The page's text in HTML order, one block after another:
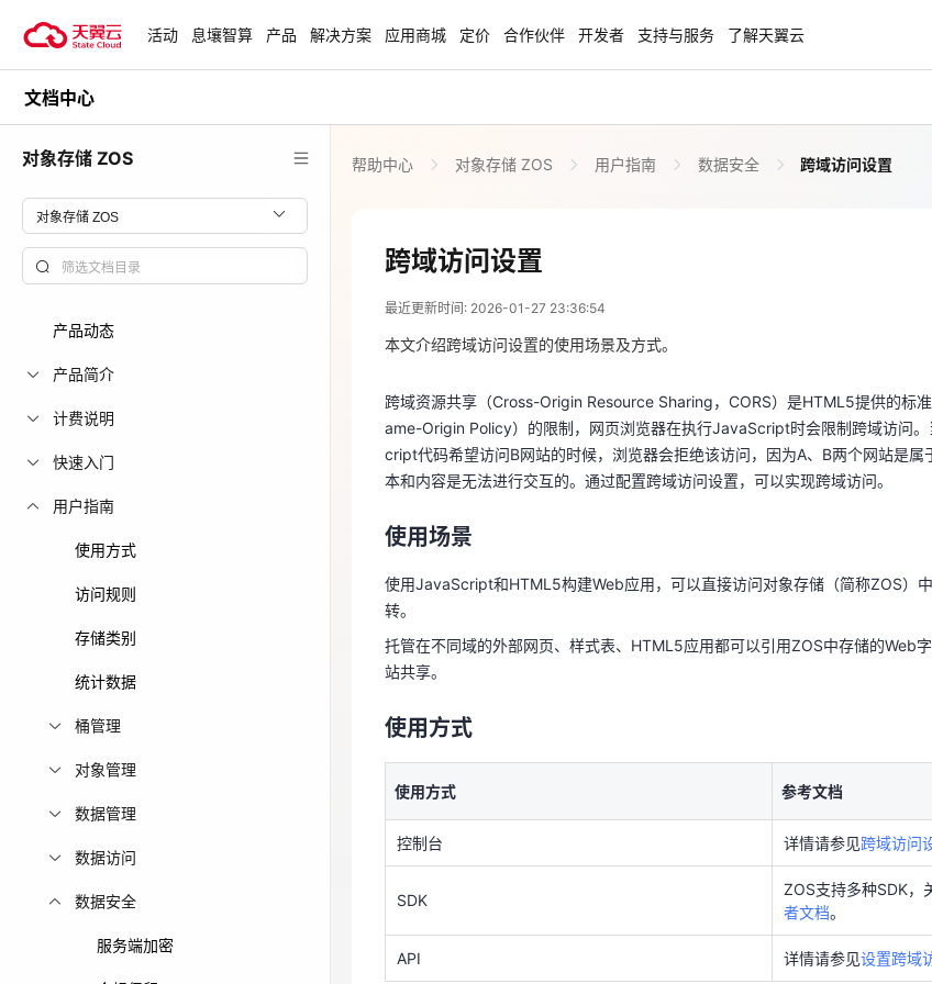
试用，产品折扣等，助您降本增
查看全部活动
安全隔离版OpenClaw NEW 聚力AI赋能 天翼云大模型专项
企业出海解决方案
助力您的业务扬帆出海，通达全球！
“一云多芯、一云多态”,国产化软
爆款云主机全场特惠，2核4G只要1.8折起！
加入成为云推官，推荐新用户注
奖励
免费活动
免费试用中心 HOT
多款云产品免费试用，快来开启云上之旅
天翼云用户体验官 NEW
活动 息壤智算 产品 解决方案 应用商城 定价 合作伙伴 开发者 支持与服务 了解天翼云
文档中心
对象存储 ZOS
产品动态
产品简介
计费说明
快速入门
用户指南
使用方式
访问规则
存储类别
统计数据
桶管理
对象管理
数据管理
数据访问
数据安全
服务端加密
帮助中心 对象存储 ZOS 用户指南 数据安全 跨域访问设置
跨域访问设置
最近更新时间: 2026-01-27 23:36:54
2026-01-27 15:36:54
跨域资源共享（Cross-Origin Resource Sharing，CORS）是HTML5提供的标
ame-Origin Policy）的限制，网页浏览器在执行JavaScript时会限制跨域访问。
本和内容是无法进行交互的。通过配置跨域访问设置，可以实现跨域访问。
使用场景
转。
站共享。
使用方式
SDK
ZOS支持多种SDK，
API 详情请参见设置跨域
本文介绍跨域访问设置的使用场景及方式。
跨域资源共享（Cross-Origin Resource Sharing，CORS）是HTML5提供的标
ame-Origin Policy）的限制，网页浏览器在执行JavaScript时会限制跨域访问
cript代码希望访问B网站的时候，浏览器会拒绝该访问，因为A、B两个网站是属
本和内容是无法进行交互的。通过配置跨域访问设置，可以实现跨域访问。
使用场景
使用JavaScript和HTML5构建Web应用，可以直接访问对象存储（简称ZOS）
转。
托管在不同域的外部网页、样式表、HTML5应用都可以引用ZOS中存储的Web
站共享。
使用方式
使用方式 参考文档
控制台 详情请参见跨域访问
SDK
ZOS支持多种SDK，
者文档。
API 详情请参见设置跨域